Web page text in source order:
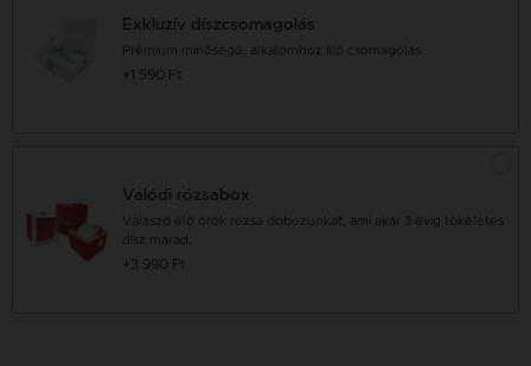
Exkluzív díszcsomagolás
Prémium minőségű, alkalomhoz illő csomagolás.
+1 590 Ft
Valódi rózsabox
Válaszd élő örök rózsa dobozunkat, ami akár 3 évig tökéletes
dísz marad.
+3 990 Ft